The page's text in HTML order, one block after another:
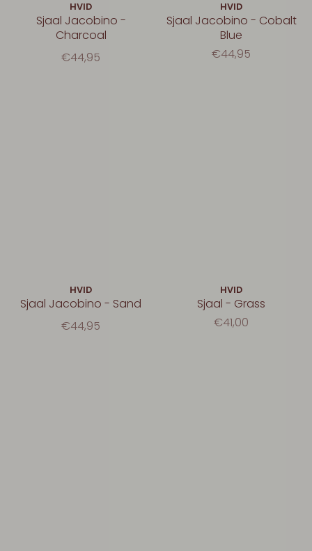
HVID
Sjaal Jacobino -
Charcoal
€44,95
HVID
Sjaal Jacobino - Cobalt
Blue
€44,95
HVID
Sjaal Jacobino - Sand
€44,95
HVID
Sjaal - Grass
€41,00